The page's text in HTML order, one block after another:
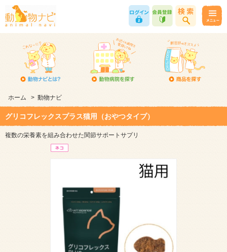
ホーム > 動物ナビ
グリコフレックスプラス猫用（おやつタイプ）
複数の栄養素を組み合わせた関節サポートサプリ